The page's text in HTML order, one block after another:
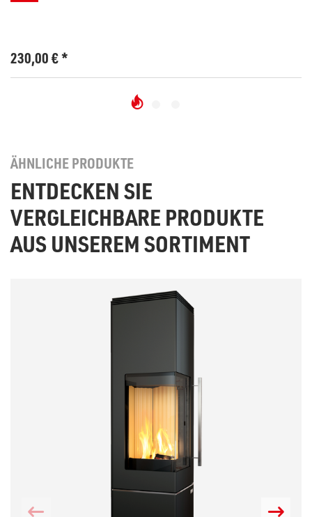
230,00€*
ÄHNLICHE PRODUKTE
ENTDECKEN SIE
VERGLEICHBARE PRODUKTE
AUS UNSEREM SORTIMENT